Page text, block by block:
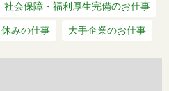
社会保障・福利厚生完備のお仕事
みの仕事 大手企業のお仕事